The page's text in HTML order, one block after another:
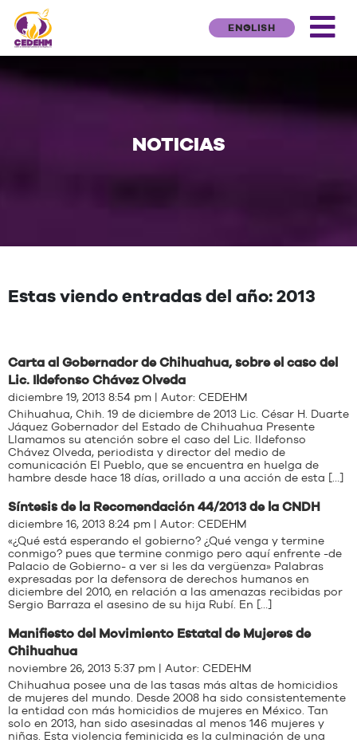
ENGLISH
NOTICIAS
Estas viendo entradas del año: 2013
Carta al Gobernador de Chihuahua, sobre el caso del
Lic. Ildefonso Chávez Olveda
diciembre 19, 2013 8:54 pm | Autor: CEDEHM
Chihuahua, Chih. 19 de diciembre de 2013 Lic. César H. Duarte
Jáquez Gobernador del Estado de Chihuahua Presente
Llamamos su atención sobre el caso del Lic. Ildefonso
Chávez Olveda, periodista y director del medio de
comunicación El Pueblo, que se encuentra en huelga de
hambre desde hace 18 días, orillado a una acción de esta […]
Síntesis de la Recomendación 44/2013 de la CNDH
diciembre 16, 2013 8:24 pm | Autor: CEDEHM
«¿Qué está esperando el gobierno? ¿Qué venga y termine
conmigo? pues que termine conmigo pero aquí enfrente -de
Palacio de Gobierno- a ver si les da vergüenza» Palabras
expresadas por la defensora de derechos humanos en
diciembre del 2010, en relación a las amenazas recibidas por
Sergio Barraza el asesino de su hija Rubí. En […]
Manifiesto del Movimiento Estatal de Mujeres de
Chihuahua
noviembre 26, 2013 5:37 pm | Autor: CEDEHM
Chihuahua posee una de las tasas más altas de homicidios
de mujeres del mundo. Desde 2008 ha sido consistentemente
la entidad con más homicidios de mujeres en México. Tan
solo en 2013, han sido asesinadas al menos 146 mujeres y
niñas. Esta violencia feminicida es la culminación de una